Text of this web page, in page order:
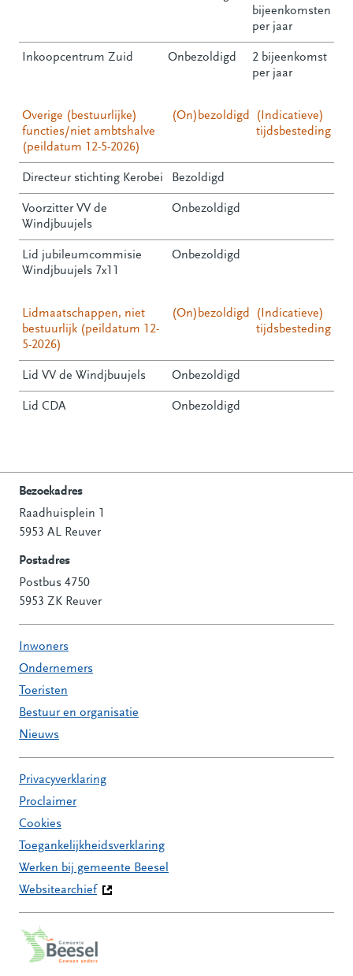
bijeenkomsten
per jaar
Inkoopcentrum Zuid Onbezoldigd
2 bijeenkomst
per jaar
Overige (bestuurlijke)
functies/niet ambtshalve
(peildatum 12-5-2026)
(On)bezoldigd
(Indicatieve)
tijdsbesteding
Directeur stichting Kerobei Bezoldigd
Voorzitter VV de
Windjbuujels
Onbezoldigd
Lid jubileumcommisie
Windjbuujels 7x11
Onbezoldigd
Lidmaatschappen, niet
bestuurlijk (peildatum 12-
5-2026)
(On)bezoldigd
(Indicatieve)
tijdsbesteding
Lid VV de Windjbuujels Onbezoldigd
Lid CDA Onbezoldigd
Contactinformatie
Bezoekadres
Raadhuisplein 1
5953 AL Reuver
Postadres
Postbus 4750
5953 ZK Reuver
Inwoners
Ondernemers
Toeristen
Bestuur en organisatie
Nieuws
Privacyverklaring
Proclaimer
Cookies
Toegankelijkheidsverklaring
Werken bij gemeente Beesel
Websitearchief